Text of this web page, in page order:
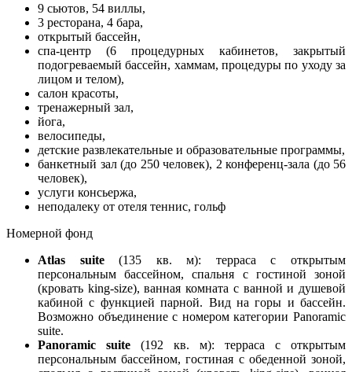
9 сьютов, 54 виллы,
3 ресторана, 4 бара,
открытый бассейн,
спа-центр (6 процедурных кабинетов, закрытый
подогреваемый бассейн, хаммам, процедуры по уходу за
лицом и телом),
салон красоты,
тренажерный зал,
йога,
велосипеды,
детские развлекательные и образовательные программы,
банкетный зал (до 250 человек), 2 конференц-зала (до 56
человек),
услуги консьержа,
неподалеку от отеля теннис, гольф
Номерной фонд
Atlas suite(135 кв. м): терраса с открытым
персональным бассейном, спальня с гостиной зоной
(кровать king-size), ванная комната с ванной и душевой
кабиной с функцией парной. Вид на горы и бассейн.
Возможно объединение с номером категории Panoramic
suite.
Panoramic suite (192 кв. м): терраса с открытым
персональным бассейном, гостиная с обеденной зоной,